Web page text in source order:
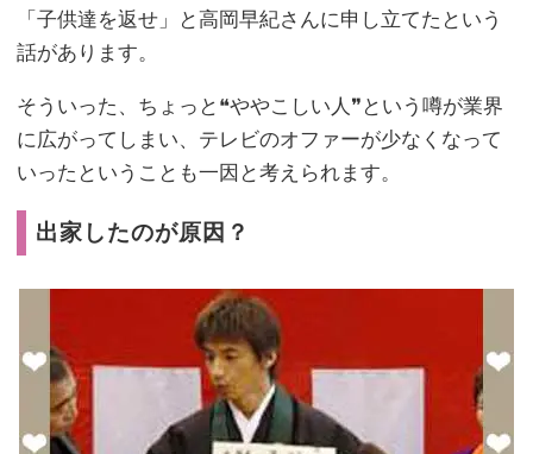
「子供達を返せ」と高岡早紀さんに申し立てたという
話があります。
そういった、ちょっと❝ややこしい人❞という噂が業界
に広がってしまい、テレビのオファーが少なくなって
いったということも一因と考えられます。
出家したのが原因？